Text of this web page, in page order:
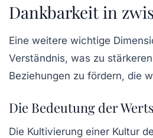
Dankbarkeit in
Eine weitere wichtige
Verständnis, was zu
Beziehungen zu fördern, die
Die Bedeutung der
Die Kultivierung einer Kultur